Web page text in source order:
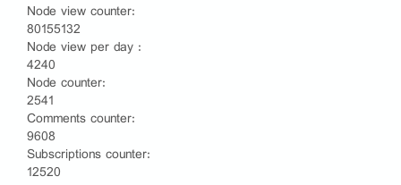
Node view counter:
80155132
Node view per day :
4240
Node counter:
2541
Comments counter:
9608
Subscriptions counter:
12520